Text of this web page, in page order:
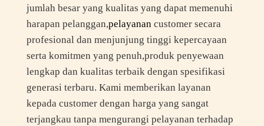
jumlah besar yang kualitas yang dapat memenuhi
harapan pelanggan,pelayanancustomer secara
profesional dan menjunjung tinggi kepercayaan
serta komitmen yang penuh,produk penyewaan
lengkap dan kualitas terbaik dengan spesifikasi
generasi terbaru. Kami memberikan layanan
kepada customer dengan harga yang sangat
terjangkau tanpa mengurangi pelayanan terhadap